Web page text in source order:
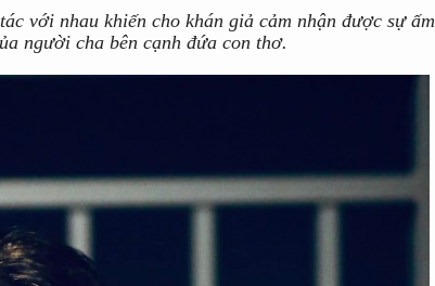
với nhau khiến cho khán giả cảm nhận được sự ấm
người cha bên cạnh đứa con thơ.